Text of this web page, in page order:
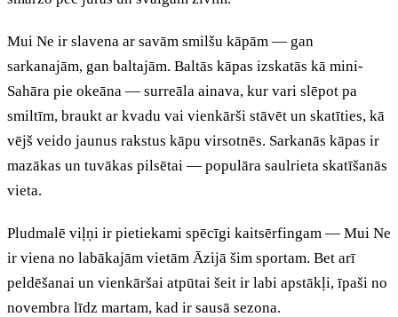
Mui Ne ir slavena ar savām smilšu kāpām — gan
sarkanajām, gan baltajām. Baltās kāpas izskatās kā mini-
Sahāra pie okeāna — surreāla ainava, kur vari slēpot pa
smiltīm, braukt ar kvadu vai vienkārši stāvēt un skatīties, kā
vējš veido jaunus rakstus kāpu virsotnēs. Sarkanās kāpas ir
mazākas un tuvākas pilsētai — populāra saulrieta skatīšanās
vieta.
Pludmalē viļņi ir pietiekami spēcīgi kaitsērfingam — Mui Ne
ir viena no labākajām vietām Āzijā šim sportam. Bet arī
peldēšanai un vienkāršai atpūtai šeit ir labi apstākļi, īpaši no
novembra līdz martam, kad ir sausā sezona.